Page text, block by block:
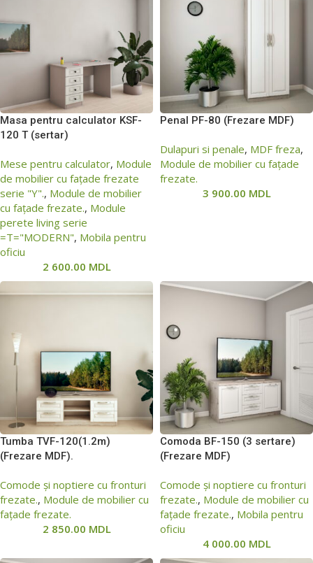
Masa pentru calculator KSF-
120 Т (sertar)
Mese pentru calculator, Module
de mobilier cu fațade frezate
serie "Y"., Module de mobilier
cu fațade frezate., Module
perete living serie
=Т="MODERN", Mobila pentru
oficiu
2 600.00 MDL
Penal PF-80 (Frezare MDF)
Dulapuri si penale, MDF freza,
Module de mobilier cu fațade
frezate.
3 900.00 MDL
Tumba ТVF-120(1.2m)
(Frezare MDF).
Comode și noptiere cu fronturi
frezate., Module de mobilier cu
fațade frezate.
2 850.00 MDL
Comoda BF-150 (3 sertare)
(Frezare MDF)
Comode și noptiere cu fronturi
frezate., Module de mobilier cu
fațade frezate., Mobila pentru
oficiu
4 000.00 MDL